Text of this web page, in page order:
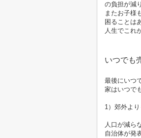
の負担が減
またお子様
困ることは
人生でこれ
いつでも
最後にいつ
家はいつで
1）郊外よ
人口が減ら
自治体が発